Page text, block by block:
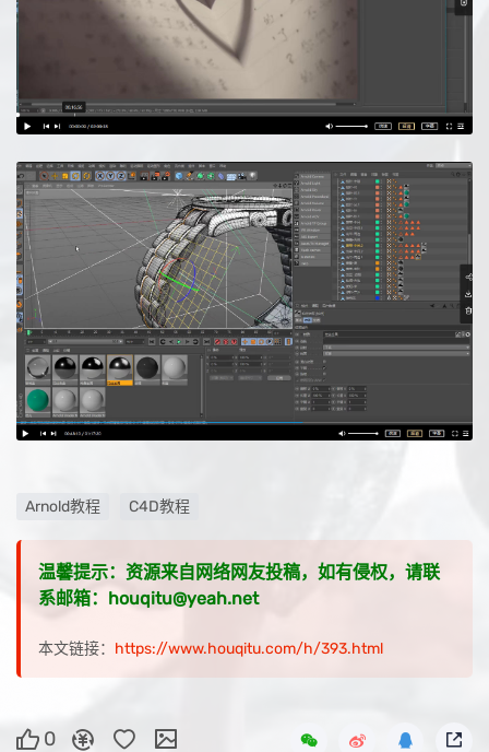
Arnold教程 C4D教程
温馨提示：资源来自网络网友投稿，如有侵权，请联
系邮箱：houqitu@yeah.net
本文链接： https://www.houqitu.com/h/393.html
0